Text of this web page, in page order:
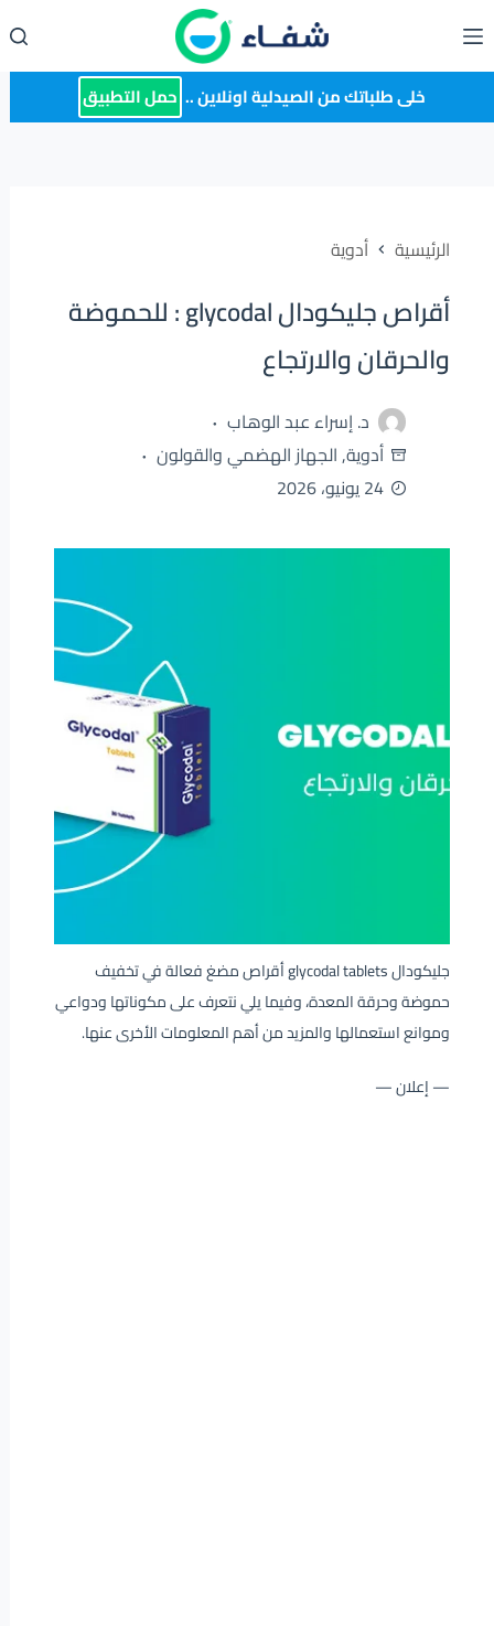
إلى
المحتوى خلى طلباتك من الصيدلية اونلاين .. حمل التطبيق
الرئيسية أدوية
أقراص جليكودال glycodal : للحموضة
والحرقان والارتجاع
د. إسراء عبد الوهاب
أدوية,الجهاز الهضمي والقولون
24 يونيو، 2026
جليكودال glycodal tablets أقراص مضغ فعالة في تخفيف
حموضة وحرقة المعدة، وفيما يلي نتعرف على مكوناتها ودواعي
وموانع استعمالها والمزيد من أهم المعلومات الأخرى عنها.
— إعلان —